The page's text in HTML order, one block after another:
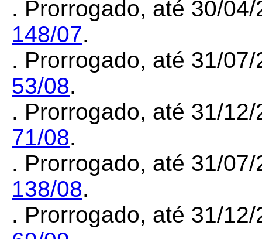
. Prorrogado, até 30/
148/07.
. Prorrogado, até 31/
53/08.
. Prorrogado, até 31/
71/08.
. Prorrogado, até 31/
138/08.
. Prorrogado, até 31/